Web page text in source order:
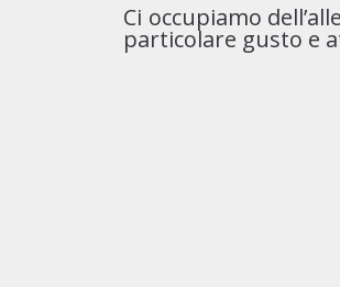
Ci occupiamo
particolare gusto e